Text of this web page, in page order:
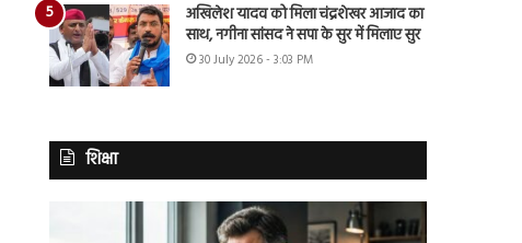
अखिलेश यादव को मिला चंद्रशेखर आजाद का
साथ, नगीना सांसद ने सपा के सुर में मिलाए सुर
30 July 2026 - 3:03 PM
शिक्षा